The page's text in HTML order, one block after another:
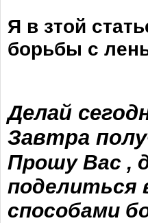
Я в зтой
борьбы с
Делай
Завтра
Прошу Вас ,
поделиться
способами